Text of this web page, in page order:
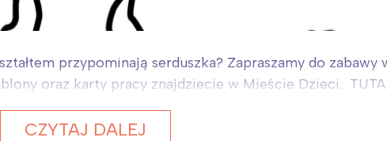
przypominają serduszka? Zapraszamy do
oraz karty pracy znajdziecie w Mieście Dzieci.
CZYTAJ DALEJ